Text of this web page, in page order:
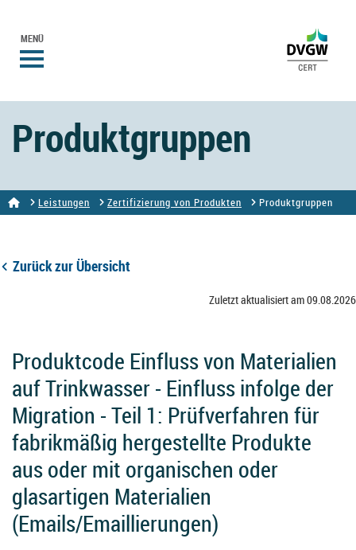
MENÜ
Produktgruppen
Leistungen Zertifizierung von Produkten Produktgruppen
Zurück zur Übersicht
Zuletzt aktualisiert am 09.08.2026
Produktcode Einfluss von Materialien
auf Trinkwasser - Einfluss infolge der
Migration - Teil 1: Prüfverfahren für
fabrikmäßig hergestellte Produkte
aus oder mit organischen oder
glasartigen Materialien
(Emails/Emaillierungen)